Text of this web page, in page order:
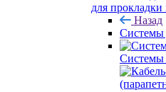
для прокладки
Назад
Системы
Системы